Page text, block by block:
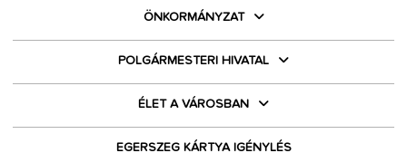
ÖNKORMÁNYZAT
POLGÁRMESTERI HIVATAL
ÉLET A VÁROSBAN
EGERSZEG KÁRTYA IGÉNYLÉS